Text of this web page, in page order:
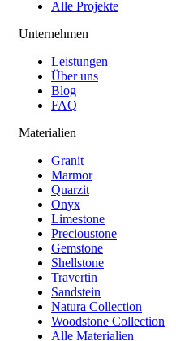
Alle Projekte
Unternehmen
Leistungen
Über uns
Blog
FAQ
Materialien
Granit
Marmor
Quarzit
Onyx
Limestone
Precioustone
Gemstone
Shellstone
Travertin
Sandstein
Natura Collection
Woodstone Collection
Alle Materialien